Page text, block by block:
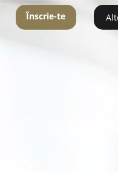
Înscrie-te